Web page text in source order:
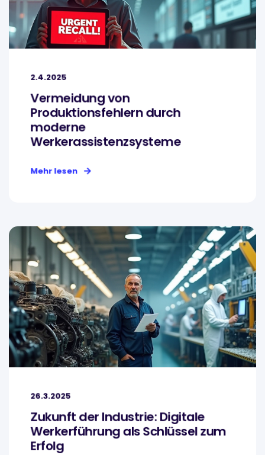
2.4.2025
Vermeidung von
Produktionsfehlern durch
moderne
Werkerassistenzsysteme
Mehr lesen
26.3.2025
Zukunft der Industrie: Digitale
Werkerführung als Schlüssel zum
Erfolg